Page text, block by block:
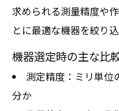
求められる測量精度や
とに最適な機器を絞り
機器選定時の主な比
測定精度：ミリ単位
分か